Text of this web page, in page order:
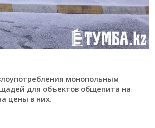
монопольным
для объектов общепита на
цены в них.